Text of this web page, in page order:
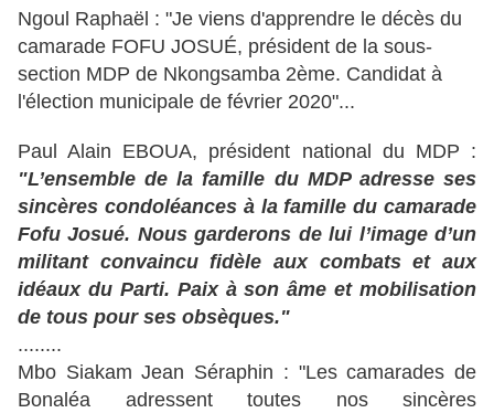
Ngoul Raphaël : "Je viens d'apprendre le décès du
camarade FOFU JOSUÉ, président de la sous-
section MDP de Nkongsamba 2ème. Candidat à
l'élection municipale de février 2020"...
Paul Alain EBOUA, président national du MDP :
"L’ensemble de la famille du MDP adresse ses
sincères condoléances à la famille du camarade
Fofu Josué. Nous garderons de lui l’image d’un
militant convaincu fidèle aux combats et aux
idéaux du Parti. Paix à son âme et mobilisation
de tous pour ses obsèques."
........
Mbo Siakam Jean Séraphin : "Les camarades de
Bonaléa adressent toutes nos sincères